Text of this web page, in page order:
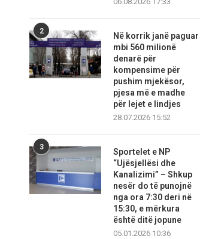
2
Në korrik janë paguar
mbi 560 milionë
denarë për
kompensime për
pushim mjekësor,
pjesa më e madhe
për lejet e lindjes
28.07.2026 15:52
3
Sportelet e NP
“Ujësjellësi dhe
Kanalizimi” – Shkup
nesër do të punojnë
nga ora 7:30 deri në
15:30, e mërkura
është ditë jopune
05.01.2026 10:36